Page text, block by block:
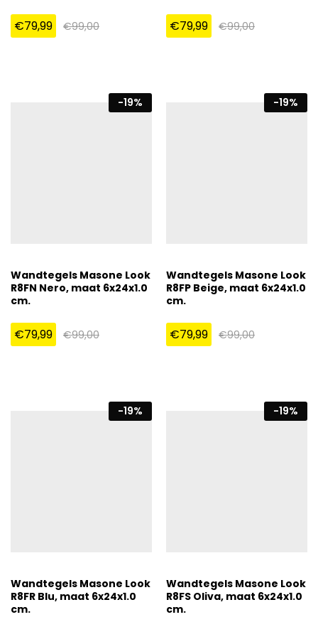
€79,99 €99,00 €79,99 €99,00
-19%
Wandtegels Masone Look
R8FN Nero, maat 6x24x1.0
cm.
€79,99 €99,00
-19%
Wandtegels Masone Look
R8FP Beige, maat 6x24x1.0
cm.
€79,99 €99,00
-19%
Wandtegels Masone Look
R8FR Blu, maat 6x24x1.0
cm.
-19%
Wandtegels Masone Look
R8FS Oliva, maat 6x24x1.0
cm.